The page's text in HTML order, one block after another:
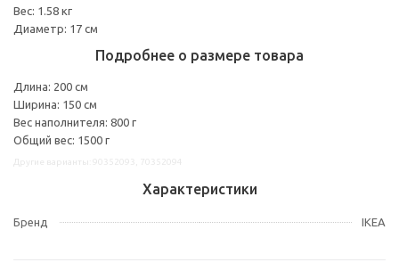
Вес: 1.58 кг
Диаметр: 17 см
Подробнее о размере товара
Длина: 200 см
Ширина: 150 см
Вес наполнителя: 800 г
Общий вес: 1500 г
Характеристики
Бренд IKEA